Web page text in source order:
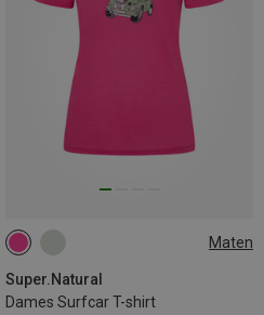
Maten
Super.Natural
Dames Surfcar T-shirt
XS